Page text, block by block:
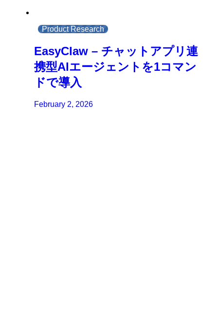
Product Research
EasyClaw – チャットアプリ連
携型AIエージェントを1コマン
ドで導入
February 2, 2026